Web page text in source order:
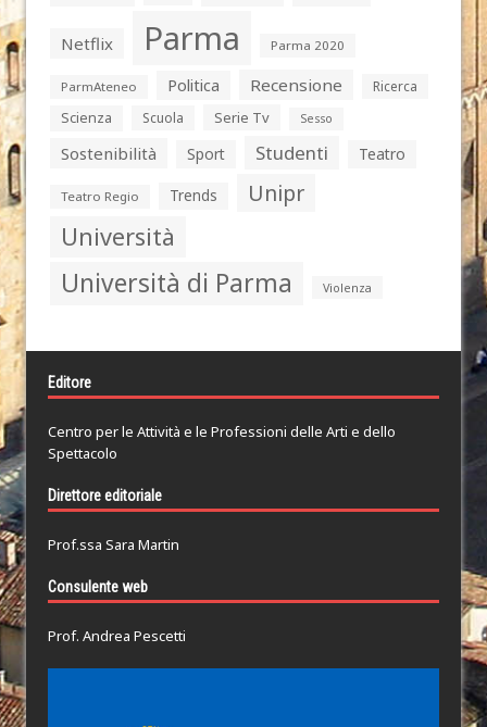
Netflix Parma Parma 2020
ParmAteneo Politica Recensione
Ricerca
Scienza
Scuola Serie Tv Sesso
Sostenibilità Sport Studenti Teatro
Teatro Regio Trends Unipr
Università
Università di Parma Violenza
Editore
Centro per le Attività e le Professioni delle Arti e dello
Spettacolo
Direttore editoriale
Prof.ssa Sara Martin
Consulente web
Prof. Andrea Pescetti